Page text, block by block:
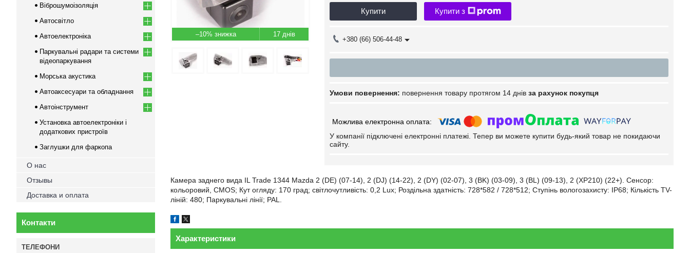
–10% 17 днів
Купити Купити з
+380 (66) 506-44-48
повернення товару протягом 14 днів за рахунок покупця
У компанії підключені електронні платежі. Тепер ви можете купити будь-який товар не покидаючи
сайту.
Камера заднего вида IL Trade 1344 Mazda 2 (DE) (07-14), 2 (DJ) (14-22), 2 (DY) (02-07), 3 (BK) (03-09), 3 (BL) (09-13), 2 (XP210) (22+). Сенсор:
кольоровий, CMOS; Кут огляду: 170 град; світлочутливість: 0,2 Lux; Роздільна здатність: 728*582 / 728*512; Ступінь вологозахисту: IP68; Кількість TV-
ліній: 480; Паркувальні лінії; PAL.
Характеристики
Віброшумоізоляція
Автосвітло
Автоелектроніка
Паркувальні радари та системи
відеопаркування
Морська акустика
Автоаксесуари та обладнання
Автоінструмент
Установка автоелектроніки і
додаткових пристроїв
Заглушки для фаркопа
О нас
Отзывы
Доставка и оплата
Контакти